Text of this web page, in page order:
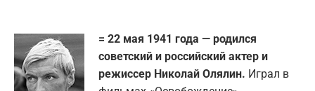
= 22 мая 1941 года — родился
советский и российский актер и
режиссер Николай Олялин. Играл в